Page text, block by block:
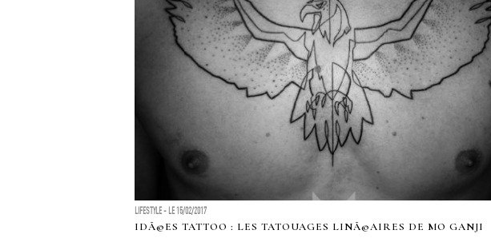
LIFESTYLE - LE 15/02/2017
IDÃ©ES TATTOO : LES TATOUAGES LINÃ©AIRES DE MO GANJI